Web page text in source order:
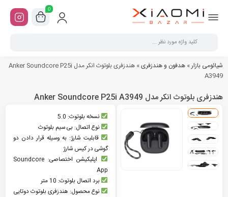
0
شیائومی بازار» هدفون و هندزفری»
هندزفری بلوتوث انکر مدل Anker Soundcore P25i
A3949
هندزفری بلوتوث انکر مدل Anker Soundcore P25i A3949
نسخه بلوتوث: 5.0
نوع اتصال: بی سیم بلوتوث
قابلیت شارژ: به وسیله قرار دادن دو
گوشی در کیس شارژ
اپلیکیشن اختصاصی: Soundcore
App
برد اتصال بلوتوث: 10 متر
نوع محصول: هندزفری بلوتوث دوتایی